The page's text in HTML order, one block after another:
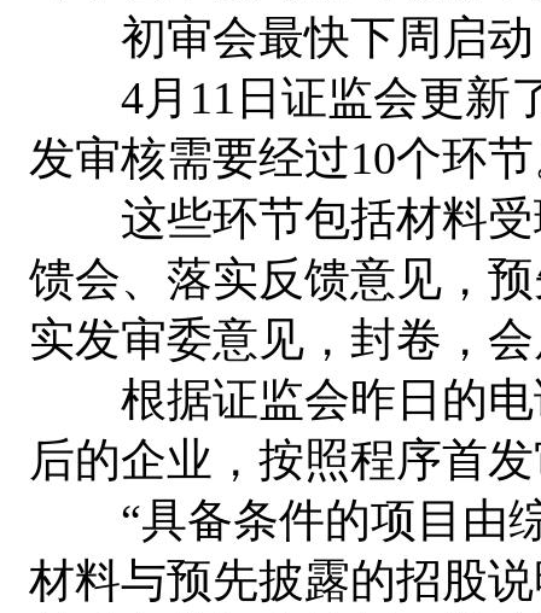
初审会最快下周启动
4月11日证监会更新
发审核需要经过10个环
这些环节包括材料受
馈会、落实反馈意见，
实发审委意见，封卷，
根据证监会昨日的电
后的企业，按照程序首
“具备条件的项目由综
材料与预先披露的招股